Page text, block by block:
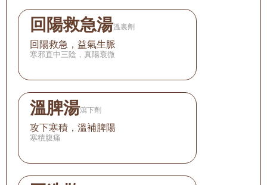
回陽救急湯溫裏劑
回陽救急，益氣生脈
寒邪直中三陰，真陽衰微
溫脾湯瀉下劑
攻下寒積，溫補脾陽
寒積腹痛